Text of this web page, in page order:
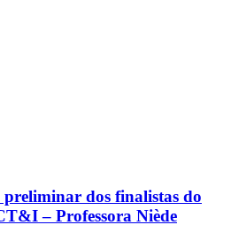
dos finalistas do
– Professora Niède